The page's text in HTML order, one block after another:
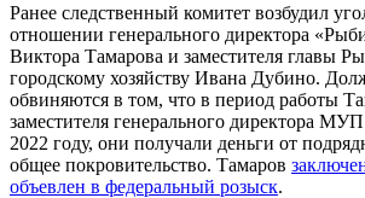
Ранее следственный комитет возбудил
отношении генерального директора
Виктора Тамарова и заместителя главы
городскому хозяйству Ивана Дубино.
обвиняются в том, что в период работы
заместителя генерального директора
2022 году, они получали деньги от
общее покровительство. Тамаров
объевлен в федеральный розыск.